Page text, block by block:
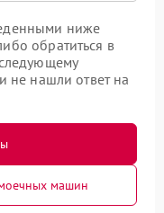
ниже
обратиться в
не нашли ответ на
машин